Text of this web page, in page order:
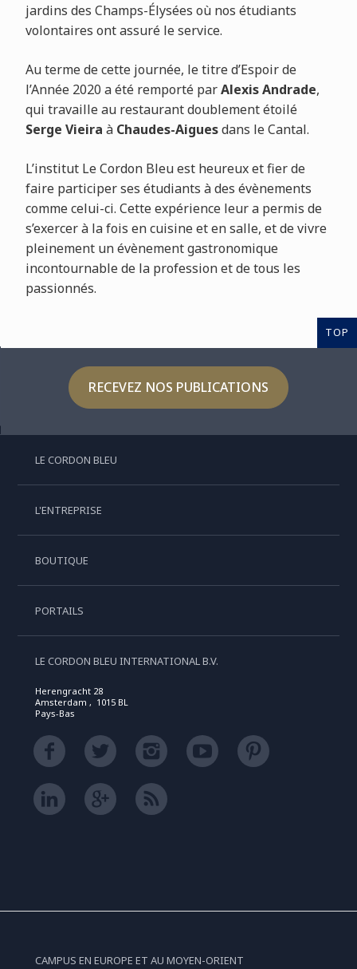
jardins des Champs-Élysées où nos étudiants
volontaires ont assuré le service.
Au terme de cette journée, le titre d’Espoir de
l’Année 2020 a été remporté parAlexis Andrade,
qui travaille au restaurant doublement étoilé
Serge Vieira àChaudes-Aiguesdans le Cantal.
L’institut Le Cordon Bleu est heureux et fier de
faire participer ses étudiants à des évènements
comme celui-ci. Cette expérience leur a permis de
s’exercer à la fois en cuisine et en salle, et de vivre
pleinement un évènement gastronomique
incontournable de la profession et de tous les
passionnés.
TOP
RECEVEZ NOS PUBLICATIONS
LE CORDON BLEU
L'ENTREPRISE
BOUTIQUE
PORTAILS
LE CORDON BLEU INTERNATIONAL B.V.
Herengracht 28
Amsterdam , 1015 BL
Pays-Bas
CAMPUS EN EUROPE ET AU MOYEN-ORIENT